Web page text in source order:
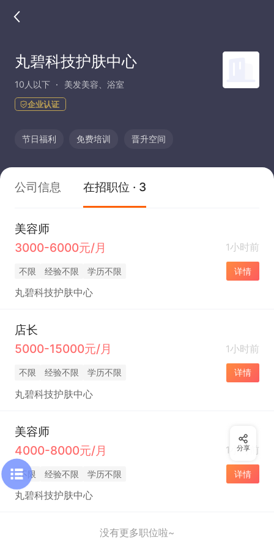
丸碧科技护肤中心
10人以下 美发美容、浴室
企业认证
节日福利 免费培训 晋升空间
公司信息 在招职位 · 3
美容师
3000-6000元/月
1小时前
不限 经验不限 学历不限 详情
丸碧科技护肤中心
店长
5000-15000元/月
1小时前
不限 经验不限 学历不限 详情
丸碧科技护肤中心
美容师
4000-8000元/月
1小时前
不限 经验不限 学历不限 详情
丸碧科技护肤中心
没有更多职位啦~
分享